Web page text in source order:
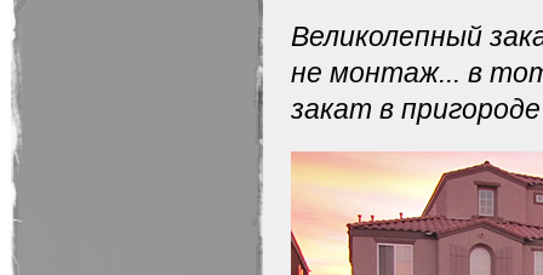
Великолепный
не монтаж... в
закат в